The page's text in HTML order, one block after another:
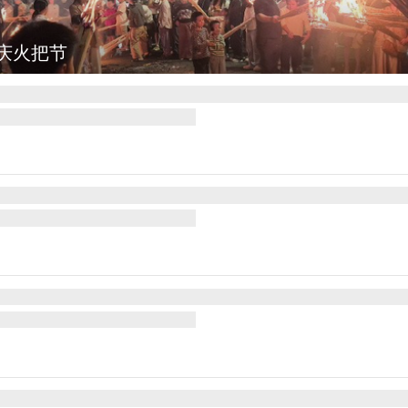
图集
江西铅山：千灯点亮葛仙村